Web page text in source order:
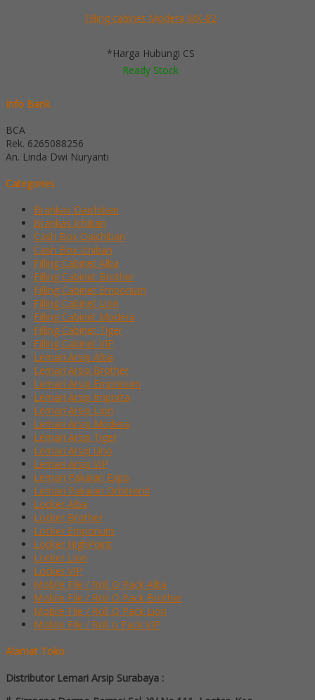
Filling cabinet Modera MX-82
*Harga Hubungi CS
Ready Stock
Info Bank
BCA
Rek. 6265088256
An. Linda Dwi Nuryanti
Categories
Brankas Daichiban
Brankas Ichiban
Cash Box Daichiban
Cash Box Ichiban
Filling Cabinet Alba
Filling Cabinet Brother
Filling Cabinet Emporium
Filling Cabinet Lion
Filling Cabinet Modera
Filling Cabinet Tiger
Filling Cabinet VIP
Lemari Arsip Alba
Lemari Arsip Brother
Lemari Arsip Emporium
Lemari Arsip Importa
Lemari Arsip Lion
Lemari Arsip Modera
Lemari Arsip Tiger
Lemari Arsip Uno
Lemari Arsip VIP
Lemari Pakaian Expo
Lemari Pakaian Orbitrend
Locker Alba
Locker Brother
Locker Emporium
Locker HighPoint
Locker Lion
Locker VIP
Mobile File / Roll O Pack Alba
Mobile File / Roll O Pack Brother
Mobile File / Roll O Pack Lion
Mobile File / Roll o Pack VIP
Alamat Toko
Distributor Lemari Arsip Surabaya :